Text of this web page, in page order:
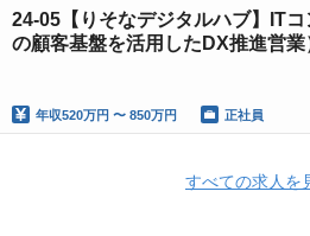
24-05【りそなデジタルハブ】IT
の顧客基盤を活用したDX推進営
年収520万円 〜 850万円 正社員
すべての求人を